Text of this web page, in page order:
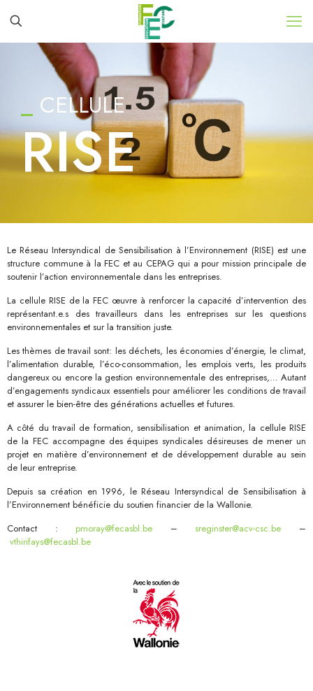
CELLULE
RISE
Le Réseau Intersyndical de Sensibilisation à l’Environnement (RISE) est une
structure commune à la FEC et au CEPAG qui a pour mission principale de
soutenir l’action environnementale dans les entreprises.
La cellule RISE de la FEC œuvre à renforcer la capacité d’intervention des
représentant.e.s des travailleurs dans les entreprises sur les questions
environnementales et sur la transition juste.
Les thèmes de travail sont: les déchets, les économies d’énergie, le climat,
l’alimentation durable, l’éco-consommation, les emplois verts, les produits
dangereux ou encore la gestion environnementale des entreprises,… Autant
d’engagements syndicaux essentiels pour améliorer les conditions de travail
et assurer le bien-être des générations actuelles et futures.
A côté du travail de formation, sensibilisation et animation, la cellule RISE
de la FEC accompagne des équipes syndicales désireuses de mener un
projet en matière d’environnement et de développement durable au sein
de leur entreprise.
Depuis sa création en 1996, le Réseau Intersyndical de Sensibilisation à
l’Environnement bénéficie du soutien financier de la Wallonie.
Contact : pmoray@fecasbl.be –sreginster@acv-csc.be –
vthirifays@fecasbl.be